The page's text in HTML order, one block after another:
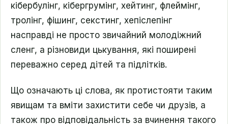
кібербулінг, кібергрумінг, хейтинг, флеймінг,
тролінг, фішинг, секстинг, хепіслепінг
насправді не просто звичайний молодіжний
сленг, а різновиди цькування, які поширені
переважно серед дітей та підлітків.
Що означають ці слова, як протистояти таким
явищам та вміти захистити себе чи друзів, а
також про відповідальність за вчинення такого